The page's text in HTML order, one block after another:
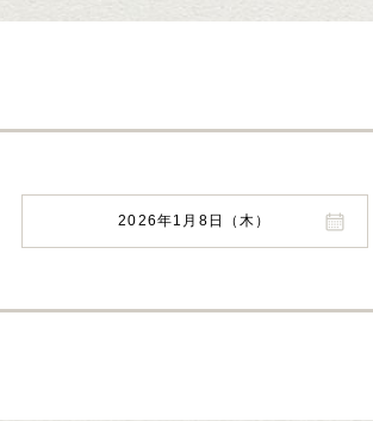
2026年1月8日（木）